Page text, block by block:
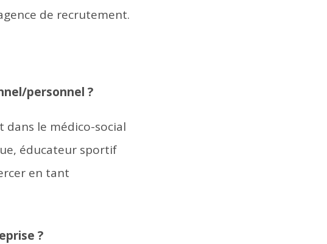
de recrutement.
personnel ?
dans le médico-social
éducateur sportif
en tant
?